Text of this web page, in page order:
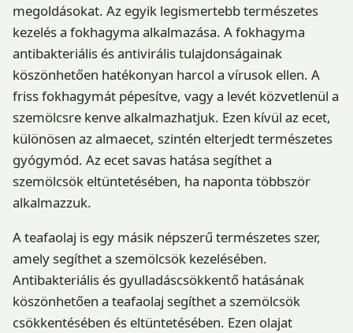
megoldásokat. Az egyik legismertebb természetes
kezelés a fokhagyma alkalmazása. A fokhagyma
antibakteriális és antivirális tulajdonságainak
köszönhetően hatékonyan harcol a vírusok ellen. A
friss fokhagymát pépesítve, vagy a levét közvetlenül a
szemölcsre kenve alkalmazhatjuk. Ezen kívül az ecet,
különösen az almaecet, szintén elterjedt természetes
gyógymód. Az ecet savas hatása segíthet a
szemölcsök eltüntetésében, ha naponta többször
alkalmazzuk.
A teafaolaj is egy másik népszerű természetes szer,
amely segíthet a szemölcsök kezelésében.
Antibakteriális és gyulladáscsökkentő hatásának
köszönhetően a teafaolaj segíthet a szemölcsök
csökkentésében és eltüntetésében. Ezen olajat